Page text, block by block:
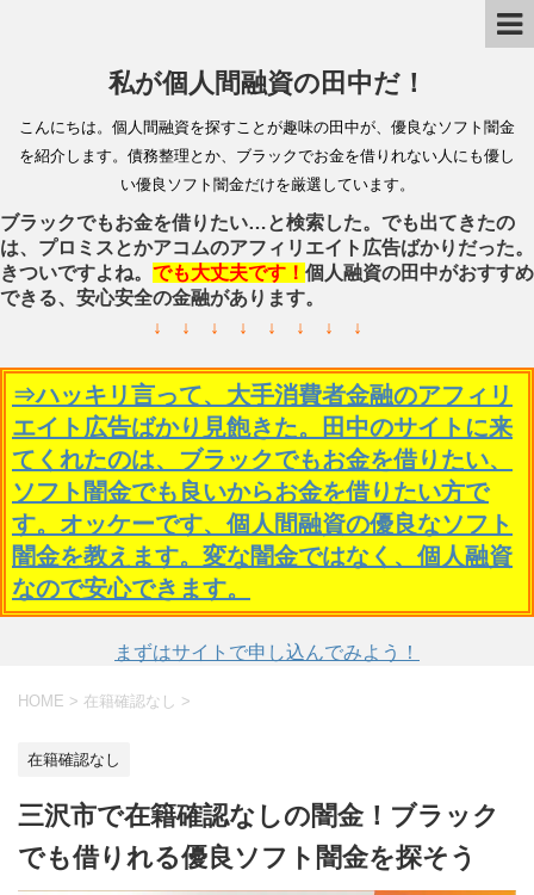
私が個人間融資の田中だ！
こんにちは。個人間融資を探すことが趣味の田中が、優良なソフト闇金
を紹介します。債務整理とか、ブラックでお金を借りれない人にも優し
い優良ソフト闇金だけを厳選しています。
ブラックでもお金を借りたい…と検索した。でも出てきたの
は、プロミスとかアコムのアフィリエイト広告ばかりだった。
きついですよね。 でも大丈夫です！ 個人融資の田中がおすすめ
できる、安心安全の金融があります。
↓ ↓ ↓ ↓ ↓ ↓ ↓ ↓
⇒ハッキリ言って、大手消費者金融のアフィリ
エイト広告ばかり見飽きた。田中のサイトに来
てくれたのは、ブラックでもお金を借りたい、
ソフト闇金でも良いからお金を借りたい方で
す。オッケーです、個人間融資の優良なソフト
闇金を教えます。変な闇金ではなく、個人融資
なので安心できます。
まずはサイトで申し込んでみよう！
HOME > 在籍確認なし >
在籍確認なし
三沢市で在籍確認なしの闇金！ブラック
でも借りれる優良ソフト闇金を探そう